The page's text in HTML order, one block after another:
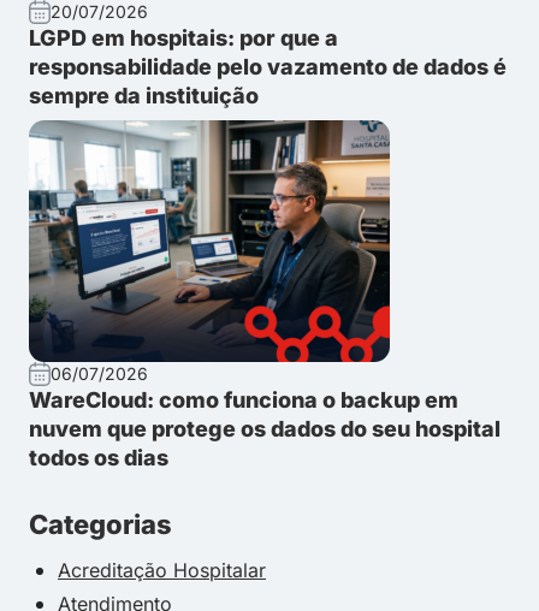
20/07/2026
LGPD em hospitais: por que a
responsabilidade pelo vazamento de dados é
sempre da instituição
06/07/2026
WareCloud: como funciona o backup em
nuvem que protege os dados do seu hospital
todos os dias
Categorias
Acreditação Hospitalar
Atendimento